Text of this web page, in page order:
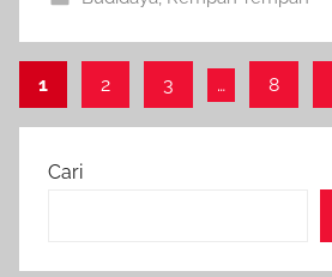
Paginasi
pos
1 2 3 … 8
Cari